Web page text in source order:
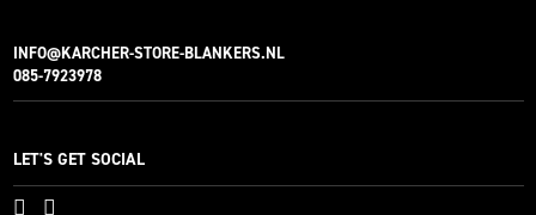
INFO@KARCHER-STORE-BLANKERS.NL
085-7923978
LET'S GET SOCIAL